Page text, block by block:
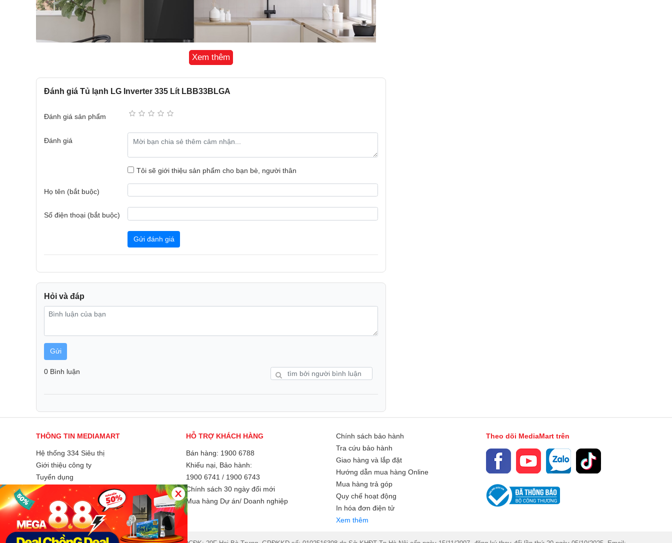
*Hình ảnh chỉ mang tính chất minh họa
- Dung tích sử dụng ngăn lạnh là248 lít.
ngăn chứa hỗ trợ người dùng dễ dàng sắp xếp thực phẩm, đồng thời việc vệ sinh tủ trở nên
- Đặc biệt, trong ngăn lạnh cóngăn đông mềm Fresh Converter
ngăn này được thiết kế riêng biệt, đảm bảo nhiệt độ phù hợp với từng loại thực phẩm khác
nhau.
Ngăn đá
Tủ lạnhcó dung tích sử dụng ngăn đá
Xem thêm
Đánh giá Tủ lạnh LG Inverter 335 Lít LBB33BLGA
Đánh giá sản phẩm
Đánh giá
Tôi sẽ giới thiệu sản phẩm cho bạn bè, người thân
Họ tên (bắt buộc)
Số điện thoại (bắt buộc)
Gửi đánh giá
Hỏi và đáp
Gửi
0 Bình luận
THÔNG TIN MEDIAMART
Hệ thống 334 Siêu thị
Giới thiệu công ty
Tuyển dụng
Liên hệ và góp ý
Phương thức thanh toán
HỖ TRỢ KHÁCH HÀNG
Bán hàng: 1900 6788
Khiếu nại, Bảo hành:
1900 6741 / 1900 6743
Chính sách 30 ngày đổi mới
Mua hàng Dự án/ Doanh nghiệp
Chính sách bảo hành
Tra cứu bảo hành
Giao hàng và lắp đặt
Hướng dẫn mua hàng Online
Mua hàng trả góp
Quy chế hoạt động
In hóa đơn điện tử
Xem thêm
Theo dõi MediaMart trên